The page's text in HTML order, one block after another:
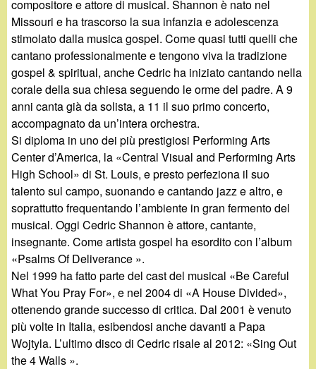
t
compositore e attore di musical. Shannon è nato nel
Missouri e ha trascorso la sua infanzia e adolescenza
stimolato dalla musica gospel. Come quasi tutti quelli che
cantano professionalmente e tengono viva la tradizione
gospel & spiritual, anche Cedric ha iniziato cantando nella
corale della sua chiesa seguendo le orme del padre. A 9
anni canta già da solista, a 11 il suo primo concerto,
accompagnato da un’intera orchestra.
Si diploma in uno dei più prestigiosi Performing Arts
Center d’America, la «Central Visual and Performing Arts
High School» di St. Louis, e presto perfeziona il suo
talento sul campo, suonando e cantando jazz e altro, e
soprattutto frequentando l’ambiente in gran fermento del
musical. Oggi Cedric Shannon è attore, cantante,
insegnante. Come artista gospel ha esordito con l’album
«Psalms Of Deliverance ».
Nel 1999 ha fatto parte del cast del musical «Be Careful
What You Pray For», e nel 2004 di «A House Divided»,
ottenendo grande successo di critica. Dal 2001 è venuto
più volte in Italia, esibendosi anche davanti a Papa
Wojtyla. L’ultimo disco di Cedric risale al 2012: «Sing Out
the 4 Walls ».